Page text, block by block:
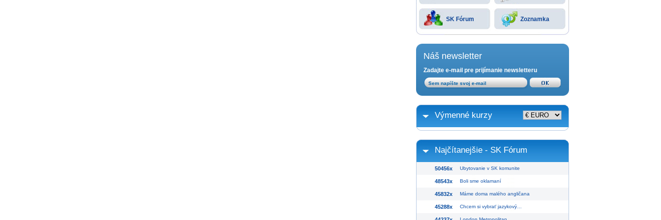
SK Fórum Zoznamka
Náš newsletter
Zadajte e-mail pre prijímanie newsletteru
Výmenné kurzy
Najčítanejšie - SK Fórum
50456x Ubytovanie v SK komunite
48543x Boli sme oklamaní
45832x Máme doma malého angličana
45288x Chcem si vybrať jazykový…